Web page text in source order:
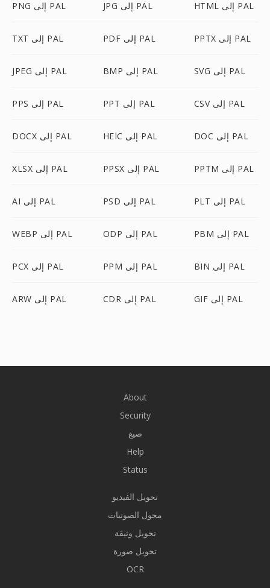
PNG إلى PAL JPG إلى PAL HTML إلى PAL
TXT إلى PAL PDF إلى PAL PPTX إلى PAL
JPEG إلى PAL BMP إلى PAL SVG إلى PAL
PPS إلى PAL PPT إلى PAL CSV إلى PAL
DOCX إلى PAL HEIC إلى PAL DOC إلى PAL
XLSX إلى PAL PPSX إلى PAL PPTM إلى PAL
AI إلى PAL PSD إلى PAL PLT إلى PAL
WEBP إلى PAL ODP إلى PAL PBM إلى PAL
PCX إلى PAL PPM إلى PAL BIN إلى PAL
ARW إلى PAL CDR إلى PAL GIF إلى PAL
About
Security
صيغ
Help
Status
تحويل الفيديو
محول الصوتيات
تحويل وثيقة
تحويل صورة
OCR